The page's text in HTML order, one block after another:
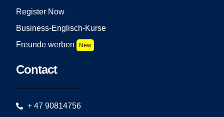
Register Now
Business-Englisch-Kurse
Freunde werben
New
Contact
+ 47 90814756